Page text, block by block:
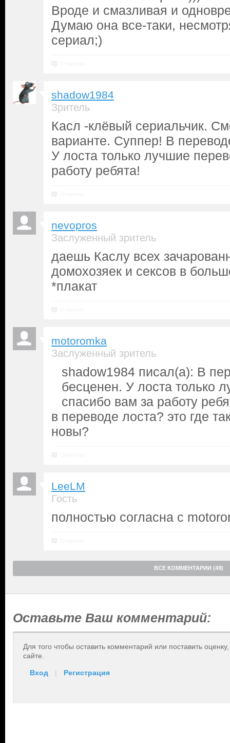
Вроде и смазливая и
Думаю она все-таки,
сериал;)
shadow1984
Зритель
Касл -клёвый сериальчик.
варианте. Суппер! В
У лоста только лучшие
работу ребята!
nevopros
Заслуженный зритель
даешь Каслу всех
домохозяек и сексов в
*плакат
motoromka
Заслуженный зритель
shadow1984 писал(а): В
бесценен. У лоста только
спасибо вам за работу
в переводе лоста? это где
новы?
LeeLM
Гость
полностью согласна с
ВСЕ КОММЕНТАРИИ (49)
Оставьте Ваш комментарий:
Для того чтобы оставить комментарий или поставить
сайте.
Вход | Регистрация